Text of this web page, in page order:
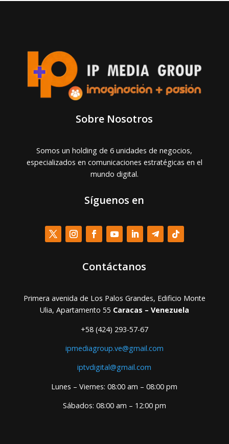
Sobre Nosotros
Somos un holding de 6 unidades de negocios,
especializados en comunicaciones estratégicas en el
mundo digital.
Síguenos en
Contáctanos
Primera avenida de Los Palos Grandes, Edificio Monte
Ulia, Apartamento 55 Caracas – Venezuela
+58 (424) 293-57-67
ipmediagroup.ve@gmail.com
iptvdigital@gmail.com
Lunes – Viernes: 08:00 am – 08:00 pm
Sábados: 08:00 am – 12:00 pm